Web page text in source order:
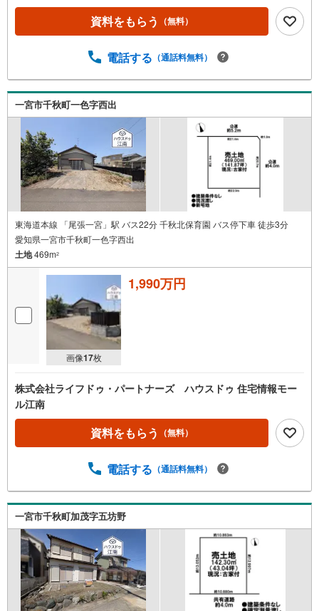
資料をもらう （無料）
電話する （通話料無料）
一宮市千秋町一色字西出
東海道本線 「尾張一宮」駅 バス22分 千秋北保育園 バス停下車 徒歩3分
愛知県一宮市千秋町一色字西出
土地469m2
画像17枚
1,990万円
株式会社ライフドゥ・パートナーズ ハウスドゥ 住宅情報モー
ル江南
資料をもらう （無料）
電話する （通話料無料）
一宮市千秋町加茂字五坊野